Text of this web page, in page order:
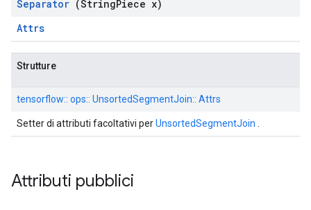
Separator (StringPiece x)
Attrs
Strutture
tensorflow:: ops:: UnsortedSegmentJoin:: Attrs
Setter di attributi facoltativi perUnsortedSegmentJoin
Attributi pubblici